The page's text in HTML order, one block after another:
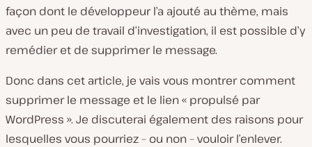
façon dont le développeur l’a ajouté au thème, mais
avec un peu de travail d’investigation, il est possible d’y
remédier et de supprimer le message.
Donc dans cet article, je vais vous montrer comment
supprimer le message et le lien « propulsé par
WordPress ». Je discuterai également des raisons pour
lesquelles vous pourriez – ou non – vouloir l’enlever.